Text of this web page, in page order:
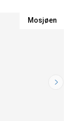
Mosjøen